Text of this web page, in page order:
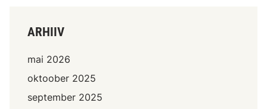
ARHIIV
mai 2026
oktoober 2025
september 2025